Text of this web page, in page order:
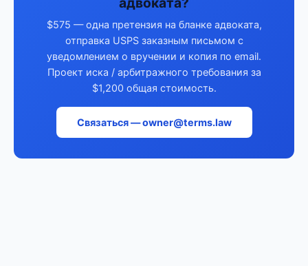
$575 — одна претензия на бланке адвоката,
отправка USPS заказным письмом с
уведомлением о вручении и копия по email.
Проект иска / арбитражного требования за
$1,200 общая стоимость.
Связаться — owner@terms.law